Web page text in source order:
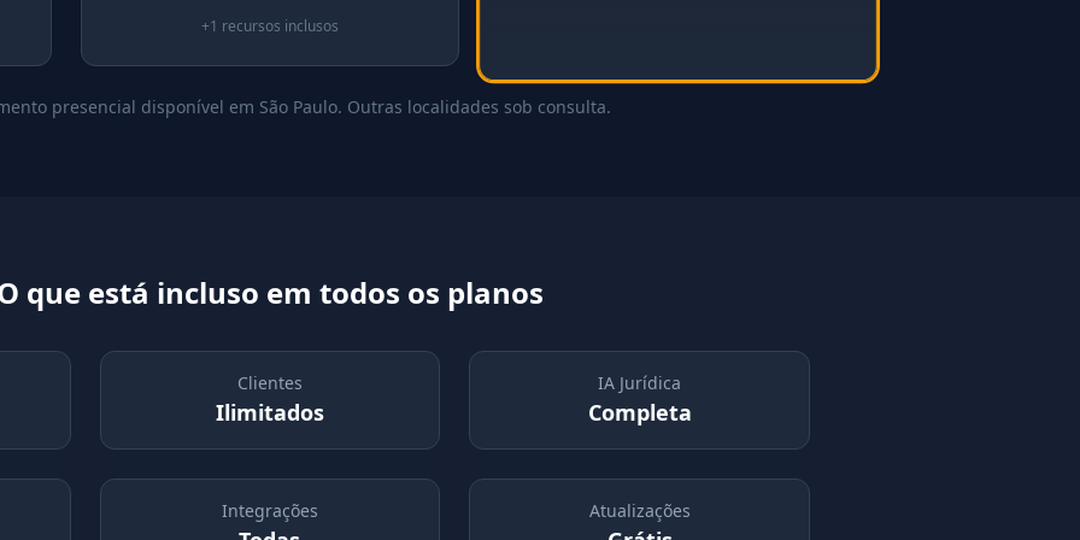
+1 recursos inclusos
presencial disponível em São Paulo. Outras localidades sob consulta.
que está incluso em todos os planos
Clientes
Ilimitados
IA Jurídica
Completa
Integrações Atualizações